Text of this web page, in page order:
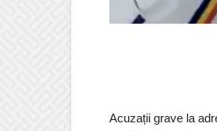
Acuzații grave la